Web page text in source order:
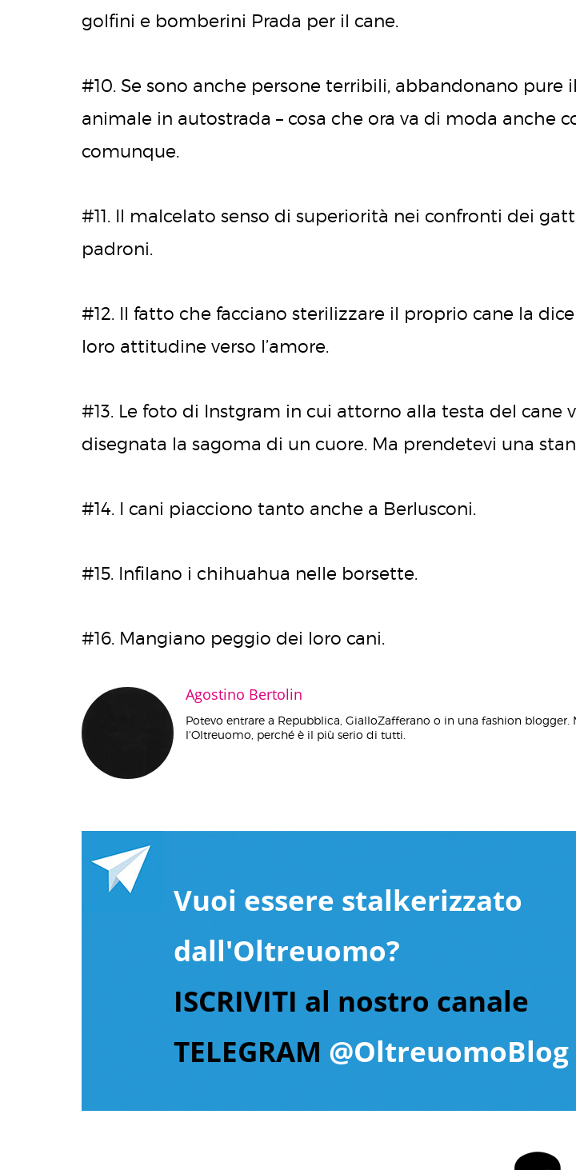
golfini e bomberini Prada per il cane.
#10. Se sono anche persone terribili, abbandonano pure
animale in autostrada – cosa che ora va di moda anche
comunque.
#11. Il malcelato senso di superiorità nei confronti dei
padroni.
#12. Il fatto che facciano sterilizzare il proprio cane la
loro attitudine verso l’amore.
#13. Le foto di Instgram in cui attorno alla testa del cane
disegnata la sagoma di un cuore. Ma prendetevi una
#14. I cani piacciono tanto anche a Berlusconi.
#15. Infilano i chihuahua nelle borsette.
#16. Mangiano peggio dei loro cani.
Agostino Bertolin
Potevo entrare a Repubblica, GialloZafferano o in una fashion blogger.
l'Oltreuomo, perché è il più serio di tutti.
Vuoi essere stalkerizzato
dall'Oltreuomo?
ISCRIVITI al nostro canale
TELEGRAM @OltreuomoBlog